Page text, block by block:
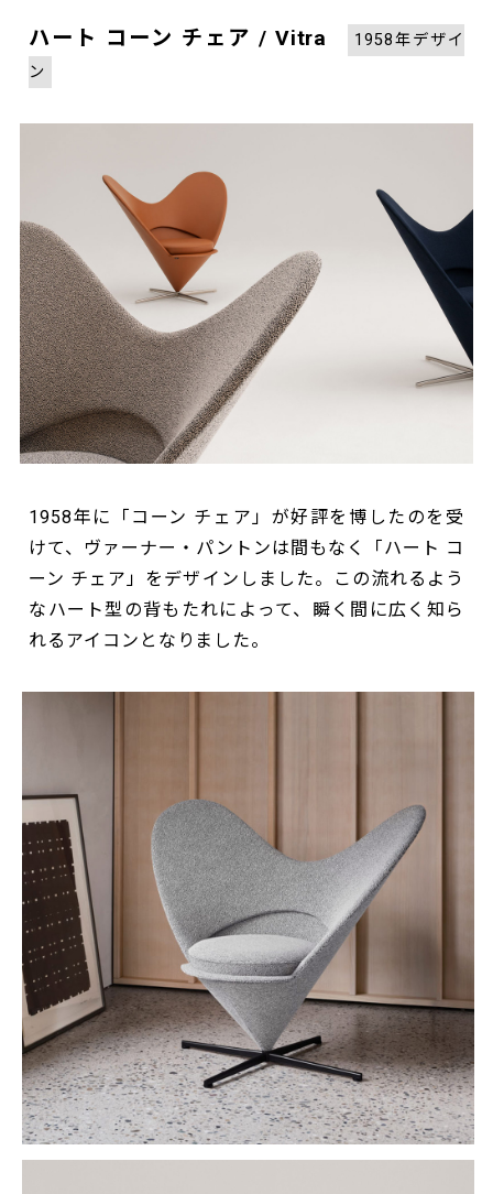
ハート コーン チェア / Vitra
1958年デザイ
ン
1958年に「コーン チェア」が好評を博したのを受
けて、ヴァーナー・パントンは間もなく「ハート コ
ーン チェア」をデザインしました。この流れるよう
なハート型の背もたれによって、瞬く間に広く知ら
れるアイコンとなりました。